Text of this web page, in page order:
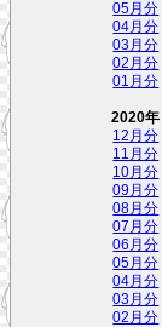
05月分
04月分
03月分
02月分
01月分
2020年
12月分
11月分
10月分
09月分
08月分
07月分
06月分
05月分
04月分
03月分
02月分